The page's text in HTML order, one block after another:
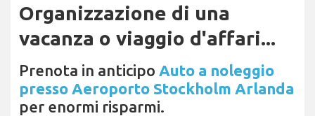
Organizzazione di una
vacanza o viaggio d'affari...
Prenota in anticipo Auto a noleggio
presso Aeroporto Stockholm Arlanda
per enormi risparmi.